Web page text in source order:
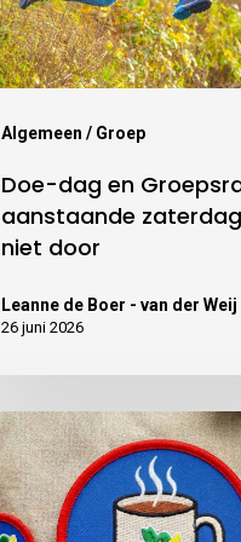
Algemeen / Groep
Doe-dag en
aanstaande
niet door
Leanne de Boer - van der Weij
26 juni 2026